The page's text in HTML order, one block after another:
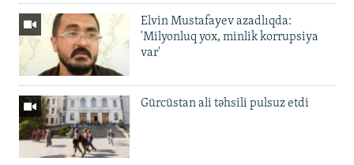
Elvin Mustafayev azadlıqda:
'Milyonluq yox, minlik korrupsiya
var'
Gürcüstan ali təhsili pulsuz etdi